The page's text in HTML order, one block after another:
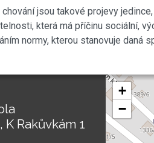
chování jsou takové projevy
která má příčinu sociální,
normy, kterou stanovuje daná
Rakůvkám 1
+
−